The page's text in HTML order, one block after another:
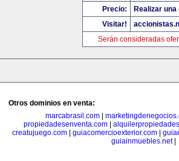
Precio:
Realizar
Visitar!
Serán consideradas
Otros dominios en venta:
marcabrasil.com
propiedadesenventa.com
creatujuego.com| guiacomercioexterior.com|
guiainmuebles.net|